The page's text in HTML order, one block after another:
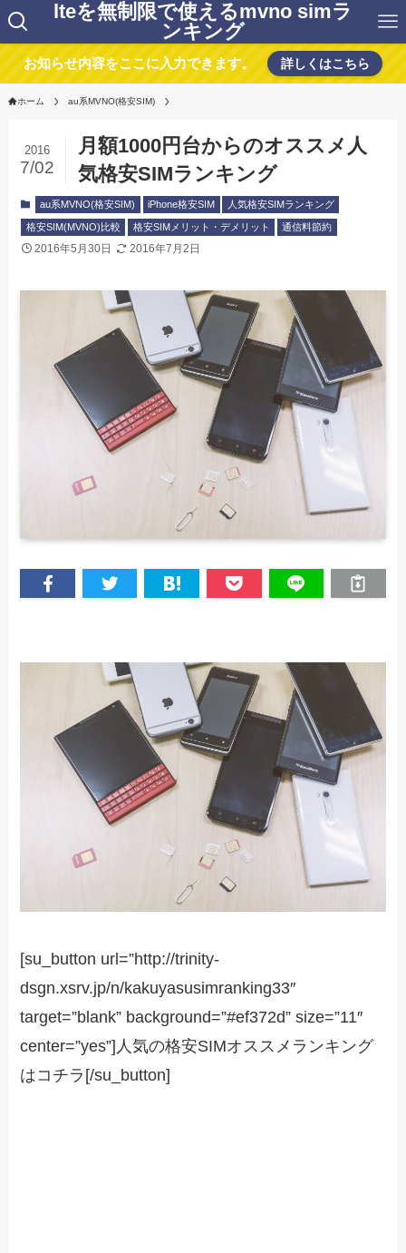
lteを無制限で使えるmvno simラ
ンキング
お知らせ内容をここに入力できます。 詳しくはこちら
ホーム au系MVNO(格安SIM)
月額1000円台からのオススメ人
気格安SIMランキング
2016
7/02
au系MVNO(格安SIM) iPhone格安SIM 人気格安SIMランキング
格安SIM(MVNO)比較 格安SIMメリット・デメリット 通信料節約
2016年5月30日 2016年7月2日
[su_button url=”http://trinity-
dsgn.xsrv.jp/n/kakuyasusimranking33″
target=”blank” background=”#ef372d” size=”11″
center=”yes”]人気の格安SIMオススメランキング
はコチラ[/su_button]